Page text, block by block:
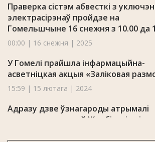
Праверка сістэм абвесткі з
электрасірэнаў пройдзе на
Гомельшчыне 16 снежня з 10.00 да
00:00 | 16 снежня | 2025
У Гомелі прайшла інфармацыйна-
асветніцкая акцыя «Заліковая
15:59 | 15 лютага | 2024
Адразу дзве ўзнагароды атрымалі
напрыканцы года ў Жлобінскім